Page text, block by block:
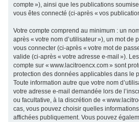
compte »), ainsi que les publications
vous êtes connecté (ci-après « vos
Votre compte comprend au minimum : un
après « votre nom d’utilisateur »), un mot de
vous connecter (ci-après « votre mot de
valide (ci-après « votre adresse e-mail »).
compte sur « www.lacitroencx.com » sont
protection des données applicables dans le
Toute information autre que votre nom
votre adresse e-mail demandée lors de
ou facultative, à la discrétion de «
cas, vous pouvez choisir quelles
affichées publiquement. Vous pouvez